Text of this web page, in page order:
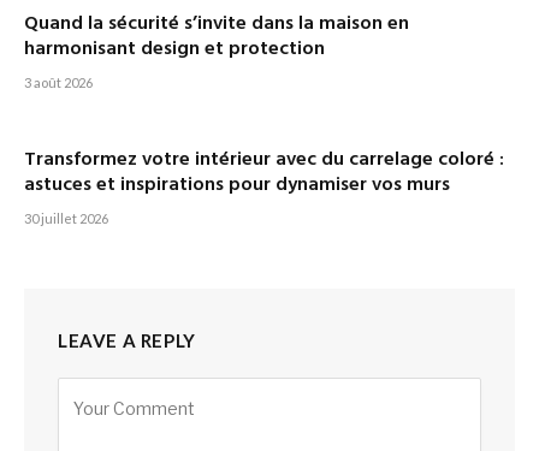
Quand la sécurité s’invite dans la maison en
harmonisant design et protection
3 août 2026
Transformez votre intérieur avec du carrelage coloré :
astuces et inspirations pour dynamiser vos murs
30 juillet 2026
LEAVE A REPLY